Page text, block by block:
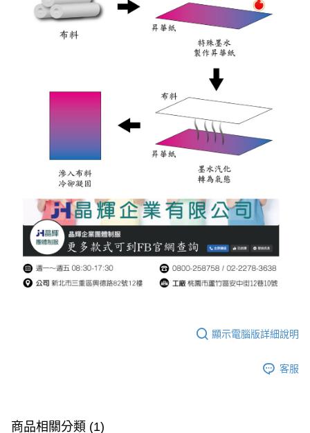
顯示電腦版詳細說明
客服
商品相關分類 (1)